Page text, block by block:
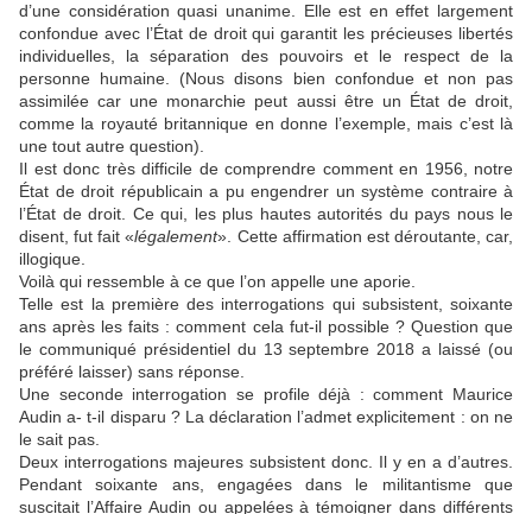
d’une considération quasi unanime. Elle est en effet largement
confondue avec l’État de droit qui garantit les précieuses libertés
individuelles, la séparation des pouvoirs et le respect de la
personne humaine. (Nous disons bien confondue et non pas
assimilée car une monarchie peut aussi être un État de droit,
comme la royauté britannique en donne l’exemple, mais c’est là
une tout autre question).
Il est donc très difficile de comprendre comment en 1956, notre
État de droit républicain a pu engendrer un système contraire à
l’État de droit. Ce qui, les plus hautes autorités du pays nous le
disent, fut fait «légalement». Cette affirmation est déroutante, car,
illogique.
Voilà qui ressemble à ce que l’on appelle une aporie.
Telle est la première des interrogations qui subsistent, soixante
ans après les faits : comment cela fut-il possible ? Question que
le communiqué présidentiel du 13 septembre 2018 a laissé (ou
préféré laisser) sans réponse.
Une seconde interrogation se profile déjà : comment Maurice
Audin a- t-il disparu ? La déclaration l’admet explicitement : on ne
le sait pas.
Deux interrogations majeures subsistent donc. Il y en a d’autres.
Pendant soixante ans, engagées dans le militantisme que
suscitait l’Affaire Audin ou appelées à témoigner dans différents